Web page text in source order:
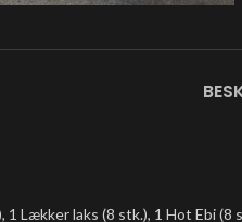
Lækker laks (8 stk.), 1 Hot Ebi